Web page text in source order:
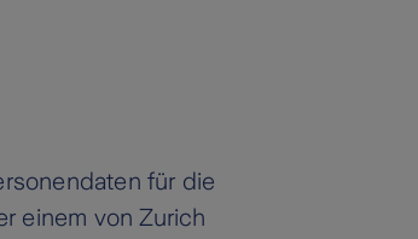
für die
einem von Zurich